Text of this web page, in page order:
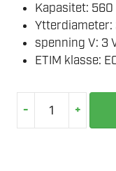
Kapasitet: 560
Ytterdiameter:
spenning V: 3
ETIM klasse:
- +